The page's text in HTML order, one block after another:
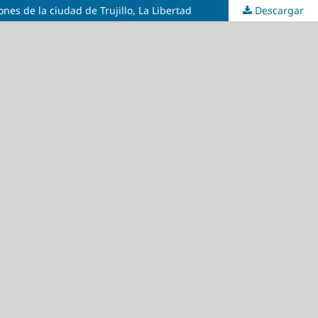
de la ciudad de Trujillo, La Libertad Descargar